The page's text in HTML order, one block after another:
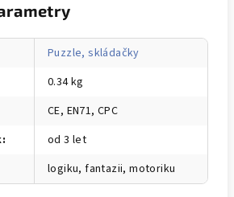
Puzzle, skládačky
0.34 kg
CE, EN71, CPC
:
od 3 let
logiku, fantazii, motoriku